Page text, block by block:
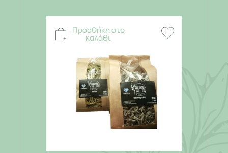
Προσθήκη στο
καλάθι